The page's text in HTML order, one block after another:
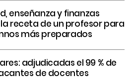
enseñanza y finanzas
receta de un profesor para
más preparados
adjudicadas el 99 % de
de docentes